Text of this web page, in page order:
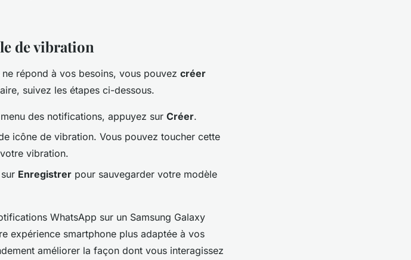
de vibration
répond à vos besoins, vous pouvez créer
suivez les étapes ci-dessous.
des notifications, appuyez sur Créer.
icône de vibration. Vous pouvez toucher cette
vibration.
Enregistrer pour sauvegarder votre modèle
WhatsApp sur un Samsung Galaxy
expérience smartphone plus adaptée à vos
améliorer la façon dont vous interagissez